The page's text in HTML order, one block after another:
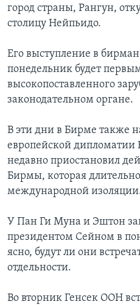
город страны, Рангун,
столицу Нейпьидо.
Его выступление в
понедельник будет
высокопоставленного
законодательном органе.
В эти дни в Бирме также
европейской
недавно приостановил
Бирмы, которая
международной
У Пан Ги Муна и Эштон
президентом Сейном в
ясно, будут ли они
отдельности.
Во вторник Генсек ООН